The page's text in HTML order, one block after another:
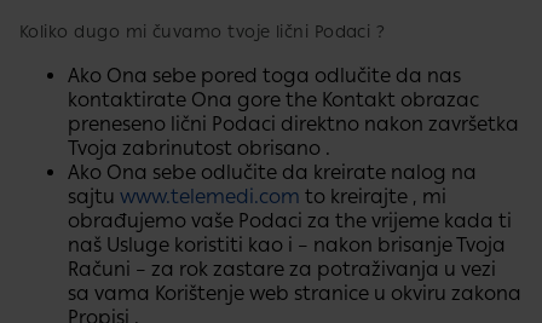
Koliko dugo mi čuvamo tvoje lični Podaci ?
Ako Ona sebe pored toga odlučite da nas
kontaktirate Ona gore the Kontakt obrazac
preneseno lični Podaci direktno nakon završetka
Tvoja zabrinutost obrisano .
Ako Ona sebe odlučite da kreirate nalog na
sajtu​ www.telemedi.com to kreirajte , mi
obrađujemo vaše Podaci za the vrijeme kada ti
naš Usluge koristiti kao i – nakon brisanje Tvoja
Računi – za rok zastare za potraživanja u vezi
sa vama​ Korištenje web stranice u okviru zakona​
Propisi .